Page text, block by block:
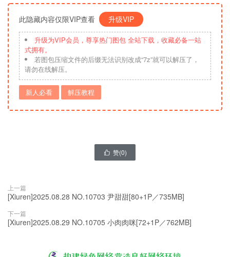
此隐藏内容仅限VIP查看 升级VIP
升级为VIP会员，尊享热门图包 全站下载，收藏必备一站
式拥有。
若图包压缩文件的后缀无法识别改成“7z”就可以解压了，
请勿在线解压。
新人必看 解压教程
 赞(0)
上一篇
[Xiuren]2025.08.28 NO.10703 尹甜甜[80+1P／735MB]
下一篇
[Xiuren]2025.08.29 NO.10705 小肉肉咪[72+1P／762MB]